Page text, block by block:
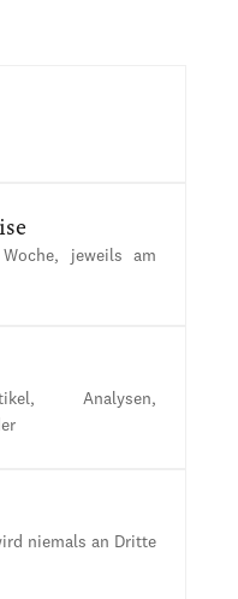
jeweils am
Analysen,
niemals an Dritte